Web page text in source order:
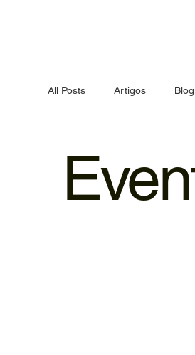
All Posts Artigos Blog